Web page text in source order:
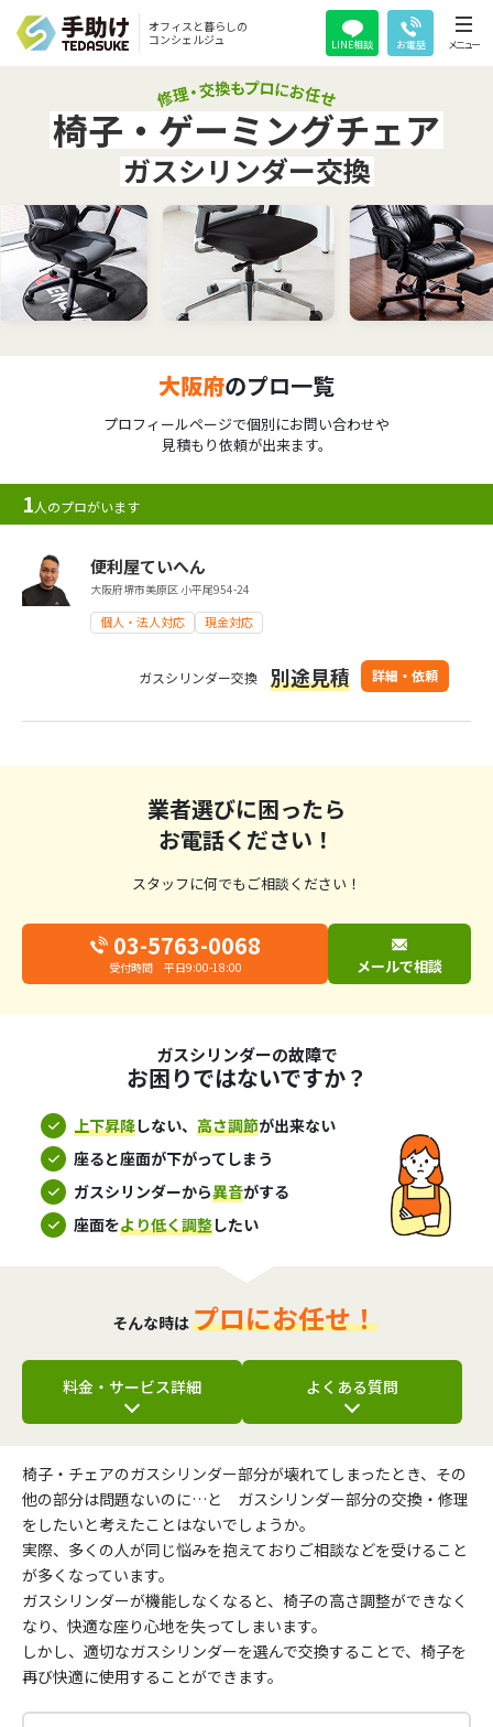
オフィスと暮らしの
コンシェルジュ
LINE相談 お電話 メニュー
椅子・ゲーミングチェア
ガスシリンダー交換
大阪府のプロ一覧
プロフィールページで個別にお問い合わせや
見積もり依頼が出来ます。
1人のプロがいます
便利屋ていへん
大阪府堺市美原区 小平尾954-24
個人・法人対応 現金対応
ガスシリンダー交換 別途見積 詳細・依頼
業者選びに困ったら
お電話ください！
スタッフに何でもご相談ください！
03-5763-0068
受付時間 平日9:00-18:00 メールで相談
ガスシリンダーの故障で
お困りではないですか？
上下昇降しない、 高さ調節が出来ない
座ると座面が下がってしまう
ガスシリンダーから異音がする
座面をより低く調整したい
そんな時はプロにお任せ！
料金・サービス詳細 よくある質問
椅子・チェアのガスシリンダー部分が壊れてしまったとき、その
他の部分は問題ないのに…と ガスシリンダー部分の交換・修理
をしたいと考えたことはないでしょうか。
実際、多くの人が同じ悩みを抱えておりご相談などを受けること
が多くなっています。
ガスシリンダーが機能しなくなると、椅子の高さ調整ができなく
なり、快適な座り心地を失ってしまいます。
しかし、適切なガスシリンダーを選んで交換することで、椅子を
再び快適に使用することができます。